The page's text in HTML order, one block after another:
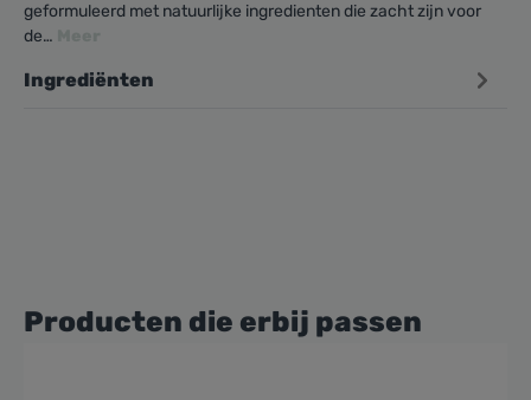
geformuleerd met natuurlijke ingredienten die zacht zijn voor
de…
Ingrediënten
Producten die erbij passen